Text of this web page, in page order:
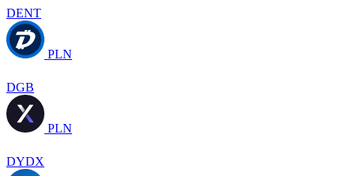
DENT
PLN
DGB
PLN
DYDX